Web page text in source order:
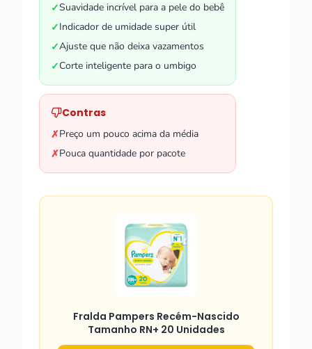
✓Suavidade incrível para a pele do bebê
✓Indicador de umidade super útil
✓Ajuste que não deixa vazamentos
✓Corte inteligente para o umbigo
Contras
✗Preço um pouco acima da média
✗Pouca quantidade por pacote
Fralda Pampers Recém-Nascido
Tamanho RN+ 20 Unidades